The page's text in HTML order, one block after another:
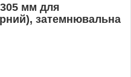
мм для
затемнювальна